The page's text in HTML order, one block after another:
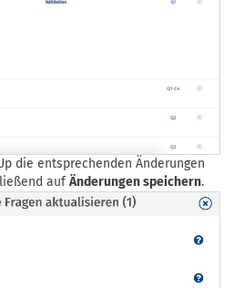
die entsprechenden Änderungen
aufÄnderungen speichern.